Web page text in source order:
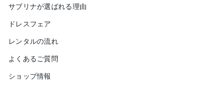
サブリナが選ばれる理由
ドレスフェア
レンタルの流れ
よくあるご質問
ショップ情報